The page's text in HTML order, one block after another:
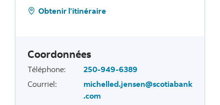
Obtenir l’itinéraire
Coordonnées
Téléphone:
250-949-6389
Courriel:
michelled.jensen@scotiabank
.com